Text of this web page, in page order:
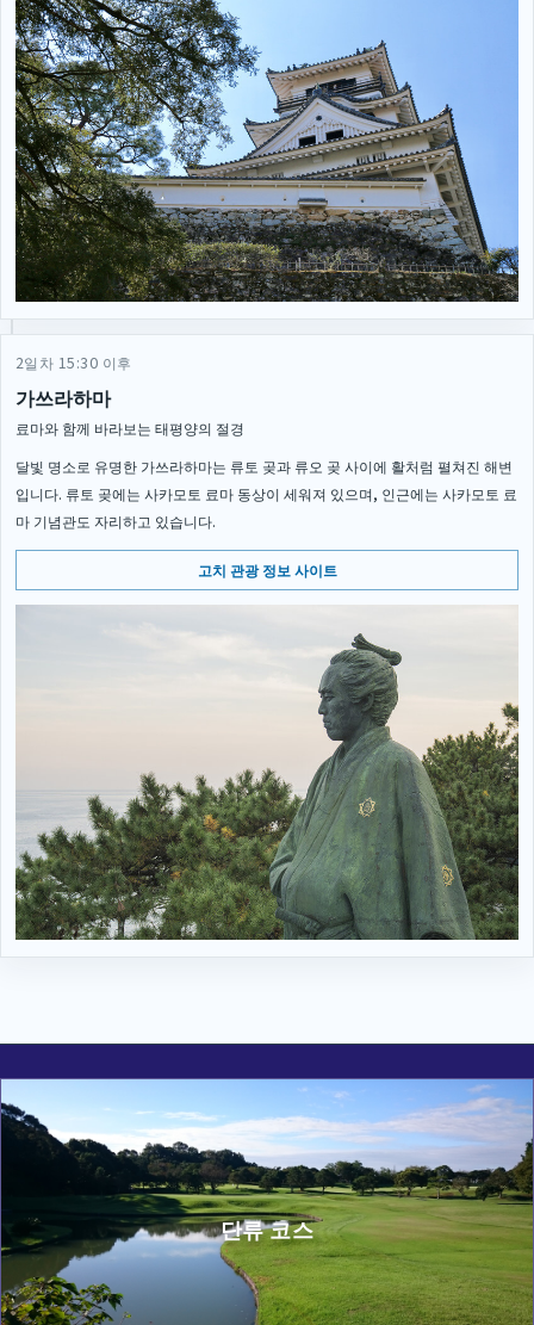
2일차 15:30 이후
가쓰라하마
료마와 함께 바라보는 태평양의 절경
달빛 명소로 유명한 가쓰라하마는 류토 곶과 류오 곶 사이에 활처럼 펼쳐진 해변
입니다. 류토 곶에는 사카모토 료마 동상이 세워져 있으며, 인근에는 사카모토 료
마 기념관도 자리하고 있습니다.
고치 관광 정보 사이트
단류 코스